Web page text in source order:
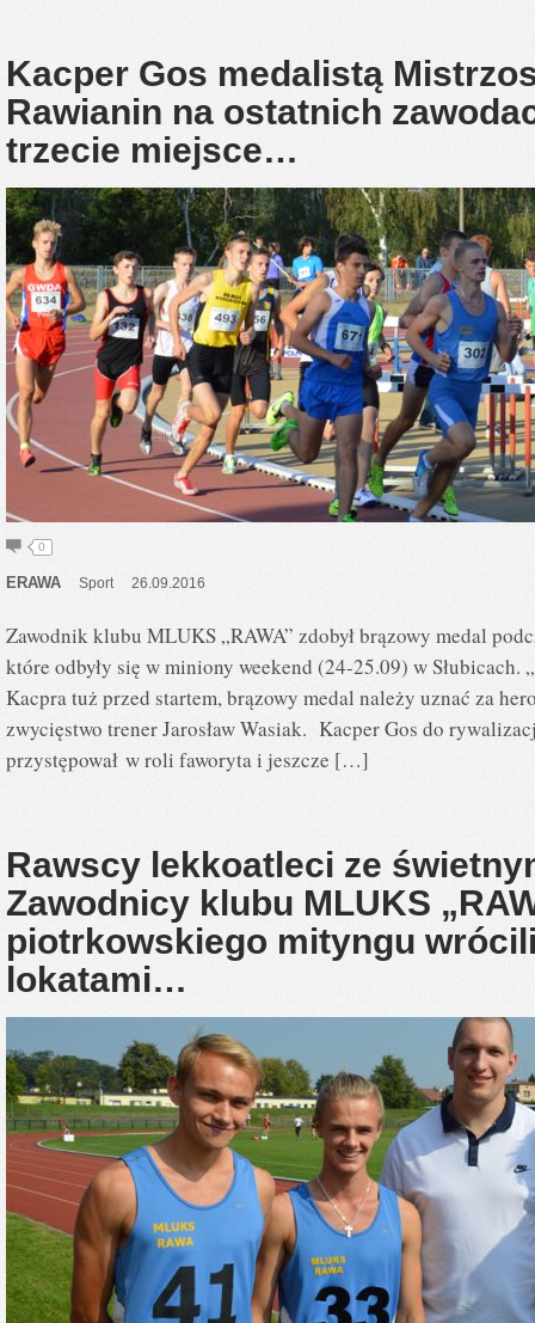
Kacper Gos medalistą
Rawianin na ostatnich
trzecie miejsce…
0
ERAWA Sport 26.09.2016
Zawodnik klubu MLUKS „RAWA” zdobył brązowy medal
które odbyły się w miniony weekend (24-25.09) w Słubicach.
Kacpra tuż przed startem, brązowy medal należy uznać za
zwycięstwo trener Jarosław Wasiak. Kacper Gos do
przystępował w roli faworyta i jeszcze […]
Rawscy lekkoatleci ze
Zawodnicy klubu MLUKS
piotrkowskiego mityngu
lokatami…